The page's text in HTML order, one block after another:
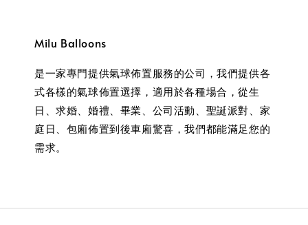
Milu Balloons
是一家專門提供氣球佈置服務的公司，我們提供各
式各樣的氣球佈置選擇，適用於各種場合，從生
日、求婚、婚禮、畢業、公司活動、聖誕派對、家
庭日、包廂佈置到後車廂驚喜，我們都能滿足您的
需求。